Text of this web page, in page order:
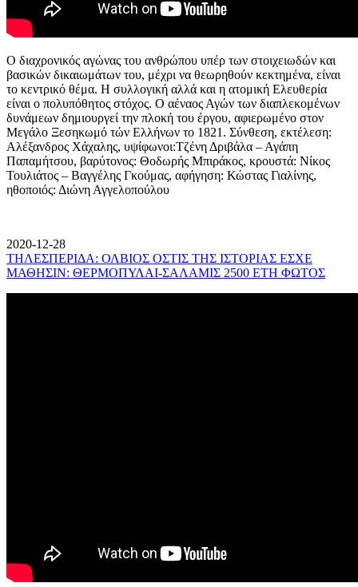
Ο διαχρονικός αγώνας του ανθρώπου υπέρ των στοιχειωδών και
βασικών δικαιωμάτων του, μέχρι να θεωρηθούν κεκτημένα, είναι
το κεντρικό θέμα. Η συλλογική αλλά και η ατομική Ελευθερία
είναι ο πολυπόθητος στόχος. Ο αέναος Αγών των διαπλεκομένων
δυνάμεων δημιουργεί την πλοκή του έργου, αφιερωμένο στον
Μεγάλο Ξεσηκωμό τών Ελλήνων το 1821. Σύνθεση, εκτέλεση:
Αλέξανδρος Χάχαλης, υψίφωνοι:Τζένη Δριβάλα – Αγάπη
Παπαμήτσου, βαρύτονος: Θοδωρής Μπιράκος, κρουστά: Νίκος
Τουλιάτος – Βαγγέλης Γκούμας, αφήγηση: Κώστας Γιαλίνης,
ηθοποιός: Διώνη Αγγελοπούλου
2020-12-28
ΤΗΛΕΣΠΕΡΙΔΑ: ΟΛΒΙΟΣ ΟΣΤΙΣ ΤΗΣ ΙΣΤΟΡΙΑΣ ΕΣΧΕ
ΜΑΘΗΣΙΝ: ΘΕΡΜΟΠΥΛΑΙ-ΣΑΛΑΜΙΣ 2500 ΕΤΗ ΦΩΤΟΣ